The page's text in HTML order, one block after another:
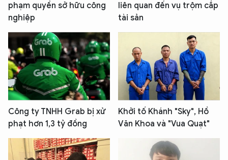
phạm quyền sở hữu công
nghiệp
liên quan đến vụ trộm cắp
tài sản
Công ty TNHH Grab bị xử
phạt hơn 1,3 tỷ đồng
Khởi tố Khánh "Sky", Hồ
Văn Khoa và "Vua Quạt"